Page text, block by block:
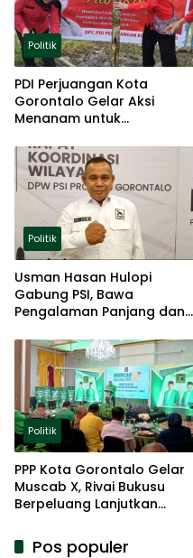
Politik
PDI Perjuangan Kota
Gorontalo Gelar Aksi
Menanam untuk
Politik
Usman Hasan Hulopi
Gabung PSI, Bawa
Pengalaman Panjang dan
Politik
PPP Kota Gorontalo Gelar
Muscab X, Rivai Bukusu
Berpeluang Lanjutkan
Pos populer